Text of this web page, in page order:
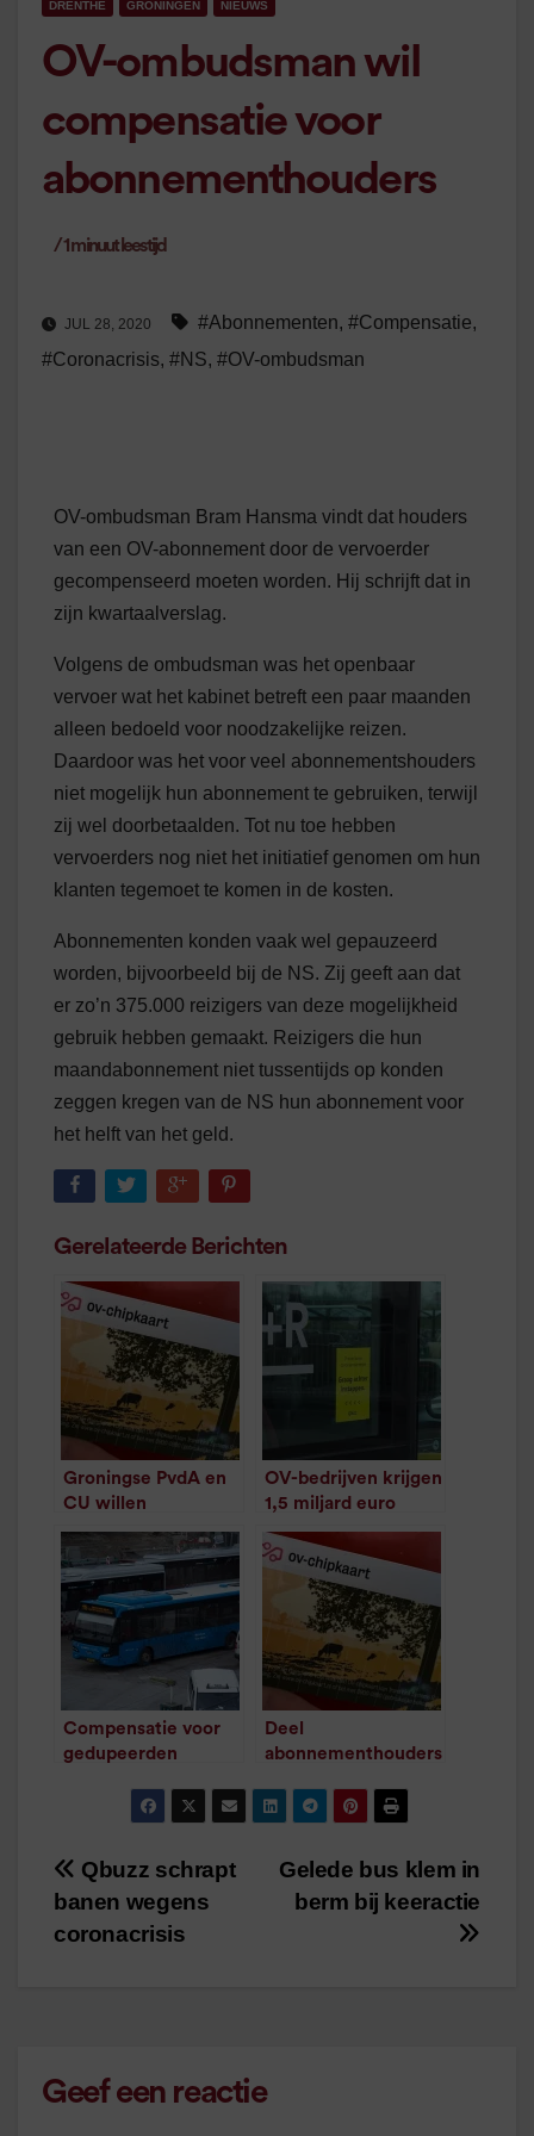
DRENTHE GRONINGEN NIEUWS
OV-ombudsman wil
compensatie voor
abonnementhouders
/1 minuut leestijd
JUL 28, 2020 #Abonnementen, #Compensatie,
#Coronacrisis, #NS, #OV-ombudsman
OV-ombudsman Bram Hansma vindt dat houders
van een OV-abonnement door de vervoerder
gecompenseerd moeten worden. Hij schrijft dat in
zijn kwartaalverslag.
Volgens de ombudsman was het openbaar
vervoer wat het kabinet betreft een paar maanden
alleen bedoeld voor noodzakelijke reizen.
Daardoor was het voor veel abonnementshouders
niet mogelijk hun abonnement te gebruiken, terwijl
zij wel doorbetaalden. Tot nu toe hebben
vervoerders nog niet het initiatief genomen om hun
klanten tegemoet te komen in de kosten.
Abonnementen konden vaak wel gepauzeerd
worden, bijvoorbeeld bij de NS. Zij geeft aan dat
er zo’n 375.000 reizigers van deze mogelijkheid
gebruik hebben gemaakt. Reizigers die hun
maandabonnement niet tussentijds op konden
zeggen kregen van de NS hun abonnement voor
het helft van het geld.
Gerelateerde Berichten
Groningse PvdA en
CU willen
automatische
compensatie staking
voor
abonnementhouders
/1minuut leestijd
OV-bedrijven krijgen
1,5 miljard euro
compensatie van
overheid
/1minuut leestijd
Compensatie voor
gedupeerden
minuut leestijd
Deel
abonnementhouders
rituitval voortaan
geld terug
Bericht
navigatie
Gelede bus klem in
berm bij keeractie
Qbuzz schrapt
banen wegens
coronacrisis
Geef een reactie